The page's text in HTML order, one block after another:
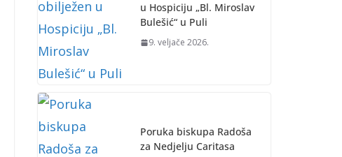
u Hospiciju „Bl. Miroslav
Bulešić“ u Puli
9. veljače 2026.
Poruka biskupa Radoša
za Nedjelju Caritasa